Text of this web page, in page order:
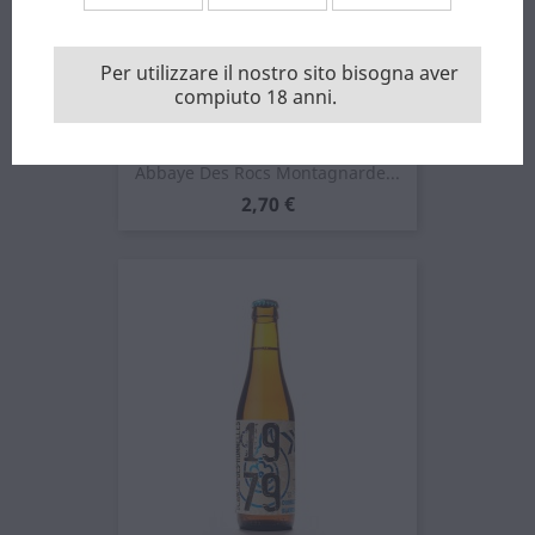
Abbaye Des Rocs Montagnarde...
Prezzo
2,70 €
Per utilizzare il nostro sito bisogna aver
compiuto 18 anni.